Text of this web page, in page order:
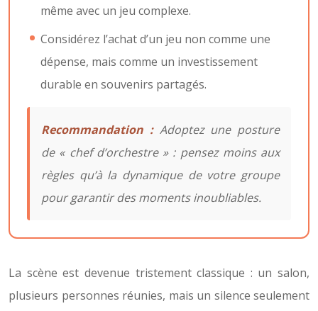
même avec un jeu complexe.
Considérez l’achat d’un jeu non comme une
dépense, mais comme un investissement
durable en souvenirs partagés.
Recommandation :Adoptez une posture
de « chef d’orchestre » : pensez moins aux
règles qu’à la dynamique de votre groupe
pour garantir des moments inoubliables.
La scène est devenue tristement classique : un salon,
plusieurs personnes réunies, mais un silence seulement